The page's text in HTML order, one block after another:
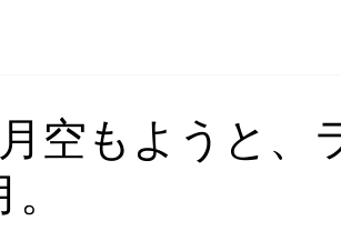
空もようと、